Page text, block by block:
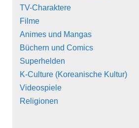
TV-Charaktere
Filme
Animes und Mangas
Büchern und Comics
Superhelden
K-Culture (Koreanische Kultur)
Videospiele
Religionen